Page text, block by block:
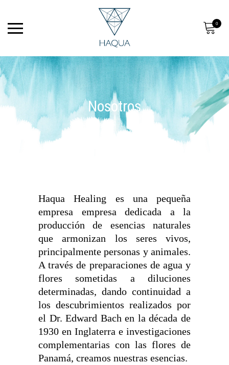
0
Nosotros
Haqua Healing es una pequeña
empresa empresa dedicada a la
producción de esencias naturales
que armonizan los seres vivos,
principalmente personas y animales.
A través de preparaciones de agua y
flores sometidas a diluciones
determinadas, dando continuidad a
los descubrimientos realizados por
el Dr. Edward Bach en la década de
1930 en Inglaterra e investigaciones
complementarias con las flores de
Panamá, creamos nuestras esencias.